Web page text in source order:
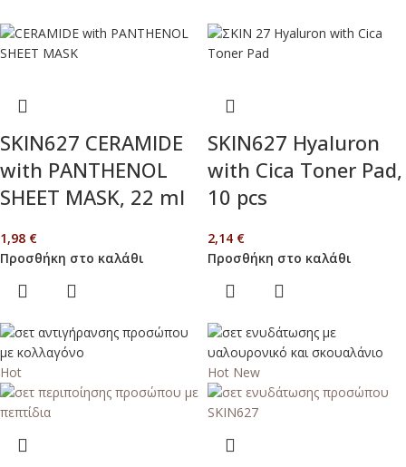
SKIN627 CERAMIDE
with PANTHENOL
SHEET MASK, 22 ml
1,98 €
Προσθήκη στο καλάθι
SKIN627 Hyaluron
with Cica Toner Pad,
10 pcs
2,14 €
Προσθήκη στο καλάθι
Hot Hot New